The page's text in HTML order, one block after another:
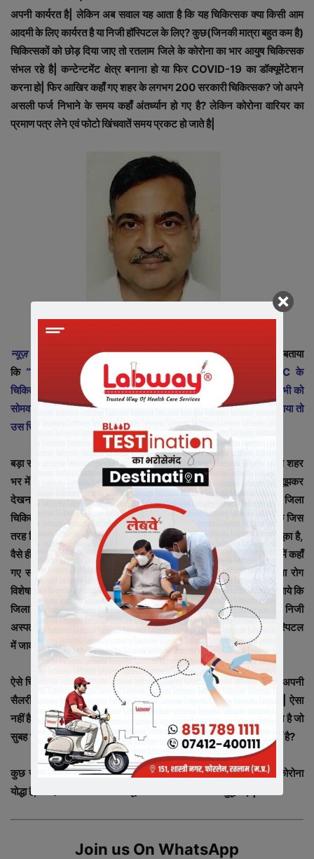
अपनी कार्यरत है| लेकिन अब सवाल यह आता है कि यह चिकित्सक क्या किसी आम
आदमी के लिए कार्यरत है या निजी हॉस्पिटल के लिए? कुछ(जिनकी मात्रा बहुत कम है)
चिकित्सकों को छोड़ दिया जाए तो रतलाम जिले के कोरोना का भार आयुष चिकित्सक
संभल रहे है| कन्टेन्टमेंट क्षेत्र बनाना हो या फिर COVID-19 का डॉक्यूमेंटेशन
करना हो| फिर आखिर कहाँ गए शहर के लगभग 200 सरकारी चिकित्सक? जो अपने
असली फर्ज निभाने के समय कहाँ अंतर्ध्यान हो गए है? लेकिन कोरोना वारियर का
प्रमाण पत्र लेने एवं फोटो खिंचवातें समय प्रकट हो जाते है|
न्यूज़ इंडिया 365
से बातचीत में मेडिकल कॉलेज के डीन डॉ. संजय दीक्षित ने बताया
कि“शनिवार को जनप्रतिनिधियों एवं प्रशासन के साथ मीटिंग में GMC के
चिकित्सको के निजी प्रैक्टिस को लेकर मामला सामने आया है, जिसके लिए सभी को
सोमवार को पत्र जारी किया जायेगा, यदि उसके पश्चात कोई मामला सामने आया तो
उस चिकित्सक के खिलाफ कार्यवाही की जाएगी|”
बड़ा सवाल यह है कि क्या आला अधिकारीयों को GMC चिकित्सको के नाम वाले शहर
भर में लग रहे बड़े बड़े बैनर, ग्लोसाइन बोर्ड दिखाई नहीं दे रहें हैं? या वो जानबूझकर
देखना नहीं चाह रहे है| यदि ऐसा ही चलता रहा तो वो दिन दूर नहीं जब जिला
चिकित्सालय से भी बदतर हालात रतलाम मेडिकल कॉलेज की हो जाएगी| क्योंकि जिस
तरह जिला चिकित्सालय निजी हॉस्पिटल को रेफेर किये जाने की दुकान बन चूका है,
वैसे ही मेडिकल कॉलेज को भी बनने से कोई नहीं रोक पायेगा| पूरे कोरोना काल में कहाँ
गए सभी वरिष्ठ चिकित्सक? क्या कोई भी सरकारी सर्जन, मेडिसिन, महिला रोग
विशेषज्ञ रतलाम में कार्यरत नहीं है? कोरोना के चलते कई बार ऐसे मामले सामने आये कि
जिला चिकित्सालय एवं MCH हॉस्पिटल में बिना हाथ लगाये मरीजो को निजी
अस्पतालों में भेज दिया गया और भेजने के बाद उन्ही चिकित्सको ने प्राइवेट हॉस्पिटल
में जाकर मरीजो को देखा| लेकिन इससे किसे को क्या फर्क पड़ता है?
ऐसे चिकित्सको को शर्म आनी चाहिए जो बिना काम किये भी सरकारी खजाने से अपनी
सैलरी निकाल रहे है और निजी अस्पतालों में बेख़ौफ़ होकर प्रैक्टिस कर रहे है| ऐसा
नहीं है कि सभी चिकित्सक ऐसे है। लेकिन ऐसे चिकित्सको की तादात बहुत ज्यादा है जो
सुबह 11 बजे से निजी प्रैक्टिस पर पहुँच जाते है। क्या यह बात किसी को पता नहीं है?
कुछ सेवाभावी चिकित्सको कोन्यूज़ इंडिया 365सलाम करता है जो रियल कोरोना
योद्धा है, जिन्होंने अपने परिवारों को भूलकर कोरोना के खिलाफ युद्ध लड़ा|
Join us On WhatsApp